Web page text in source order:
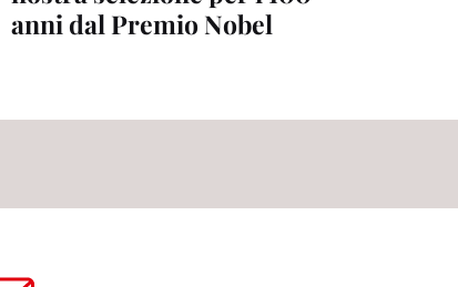
anni dal Premio Nobel